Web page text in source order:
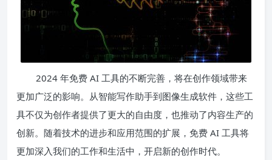
2024 年免费 AI 工具的不断完善，将在创作领域带来
更加广泛的影响。从智能写作助手到图像生成软件，这些工
具不仅为创作者提供了更大的自由度，也推动了内容生产的
创新。随着技术的进步和应用范围的扩展，免费 AI 工具将
更加深入我们的工作和生活中，开启新的创作时代。